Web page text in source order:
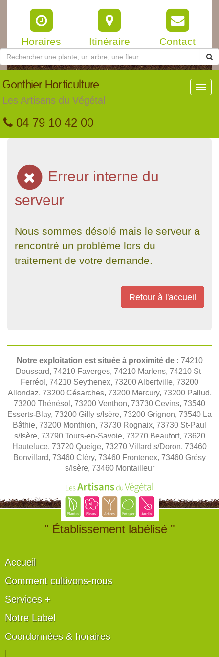
Horaires Itinéraire Contact
Gonthier Horticulture
Les Artisans du Végétal
04 79 10 42 00
Erreur interne du
serveur
Nous sommes désolé mais le serveur a
rencontré un problème lors du
traitement de votre demande.
Retour à l'accueil
Notre exploitation est située à proximité de : 74210
Doussard, 74210 Faverges, 74210 Marlens, 74210 St-
Ferréol, 74210 Seythenex, 73200 Albertville, 73200
Allondaz, 73200 Césarches, 73200 Mercury, 73200 Pallud,
73200 Thénésol, 73200 Venthon, 73730 Cevins, 73540
Esserts-Blay, 73200 Gilly s/Isère, 73200 Grignon, 73540 La
Bâthie, 73200 Monthion, 73730 Rognaix, 73730 St-Paul
s/Isère, 73790 Tours-en-Savoie, 73270 Beaufort, 73620
Hauteluce, 73720 Queige, 73270 Villard s/Doron, 73460
Bonvillard, 73460 Cléry, 73460 Frontenex, 73460 Grésy
s/Isère, 73460 Montailleur
" Établissement labélisé "
Accueil
Comment cultivons-nous
Services +
Notre Label
Coordonnées & horaires